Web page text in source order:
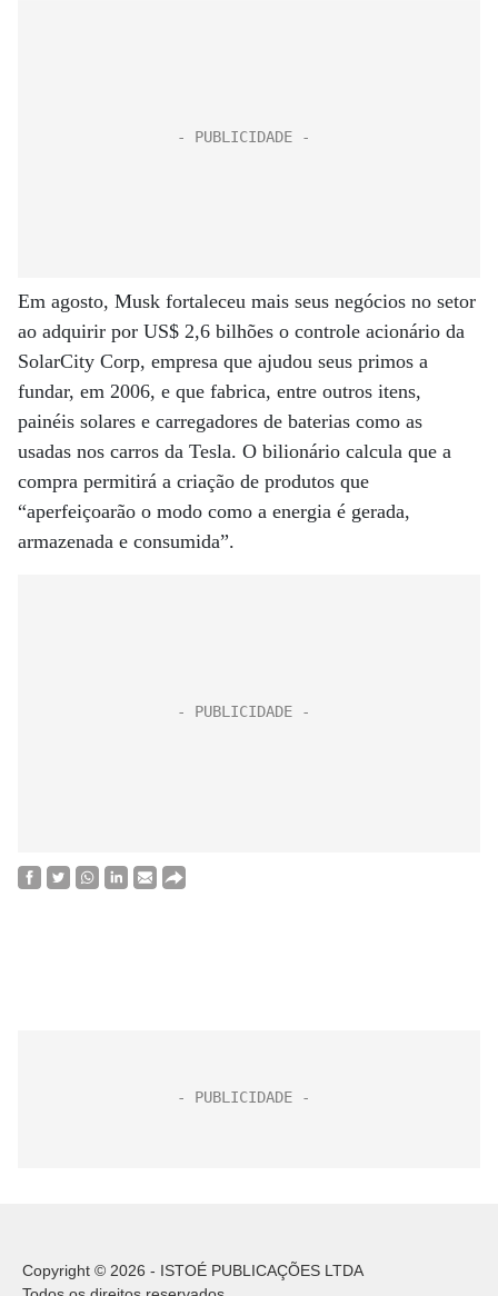
Em agosto, Musk fortaleceu mais seus negócios no setor
ao adquirir por US$ 2,6 bilhões o controle acionário da
SolarCity Corp, empresa que ajudou seus primos a
fundar, em 2006, e que fabrica, entre outros itens,
painéis solares e carregadores de baterias como as
usadas nos carros da Tesla. O bilionário calcula que a
compra permitirá a criação de produtos que
“aperfeiçoarão o modo como a energia é gerada,
armazenada e consumida”.
Copyright © 2026 - ISTOÉ PUBLICAÇÕES LTDA